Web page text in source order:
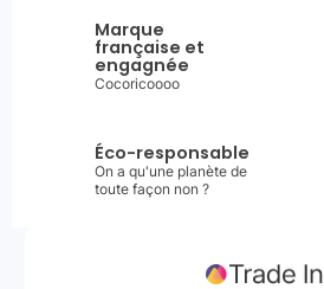
Marque
française et
engagnée
Cocoricoooo
Éco-responsable
On a qu'une planète de
toute façon non ?